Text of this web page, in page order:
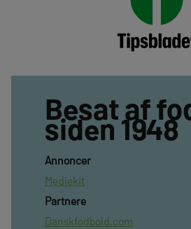
Besat af
siden 1948
Annoncer
Mediekit
Partnere
Danskfodbold.com